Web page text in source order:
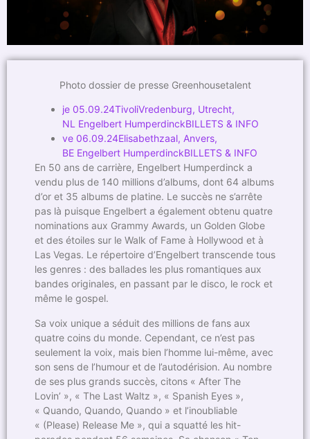
Photo dossier de presse Greenhousetalent
je 05.09.24TivoliVredenburg, Utrecht,
NL Engelbert HumperdinckBILLETS & INFO
ve 06.09.24Elisabethzaal, Anvers,
BE Engelbert HumperdinckBILLETS & INFO
En 50 ans de carrière, Engelbert Humperdinck a
vendu plus de 140 millions d’albums, dont 64 albums
d’or et 35 albums de platine. Le succès ne s’arrête
pas là puisque Engelbert a également obtenu quatre
nominations aux Grammy Awards, un Golden Globe
et des étoiles sur le Walk of Fame à Hollywood et à
Las Vegas. Le répertoire d’Engelbert transcende tous
les genres : des ballades les plus romantiques aux
bandes originales, en passant par le disco, le rock et
même le gospel.
Sa voix unique a séduit des millions de fans aux
quatre coins du monde. Cependant, ce n’est pas
seulement la voix, mais bien l’homme lui-même, avec
son sens de l’humour et de l’autodérision. Au nombre
de ses plus grands succès, citons « After The
Lovin’ », « The Last Waltz », « Spanish Eyes »,
« Quando, Quando, Quando » et l’inoubliable
« (Please) Release Me », qui a squatté les hit-